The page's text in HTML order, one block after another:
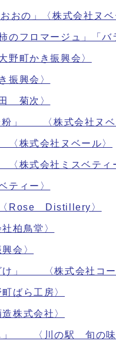
おの」〈株式会社ヌベ
のフロマージュ」
町かき振興会〉
興会〉
菊次〉
粉」 〈株式会社ヌベ
株式会社ヌベール〉
株式会社ミスベティ
ィー〉
Rose Distillery〉
柏鳥堂〉
会〉
け」 〈株式会社コー
ばら工房〉
株式会社〉
」 〈川の駅 旬の